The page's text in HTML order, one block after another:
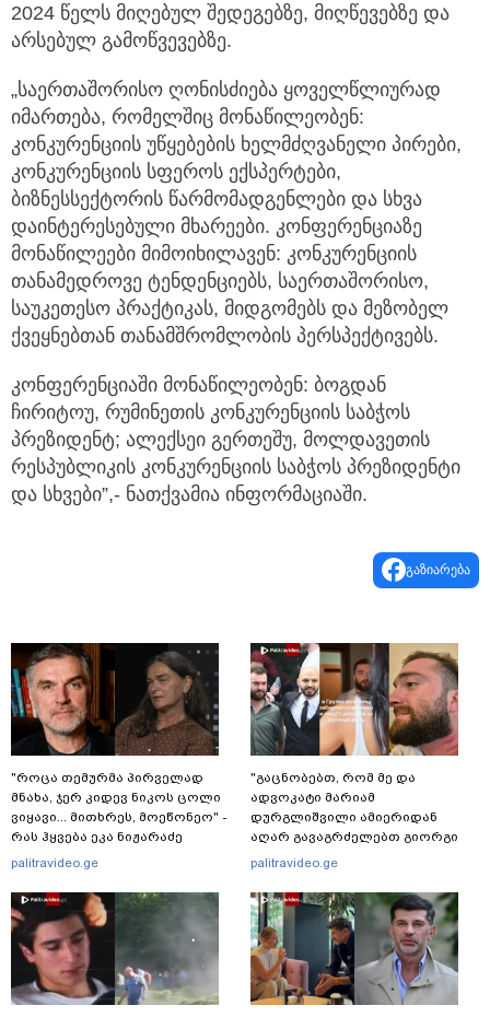
2024 წელს მიღებულ შედეგებზე, მიღწევებზე და
არსებულ გამოწვევებზე.
„საერთაშორისო ღონისძიება ყოველწლიურად
იმართება, რომელშიც მონაწილეობენ:
კონკურენციის უწყებების ხელმძღვანელი პირები,
კონკურენციის სფეროს ექსპერტები,
ბიზნესსექტორის წარმომადგენლები და სხვა
დაინტერესებული მხარეები. კონფერენციაზე
მონაწილეები მიმოიხილავენ: კონკურენციის
თანამედროვე ტენდენციებს, საერთაშორისო,
საუკეთესო პრაქტიკას, მიდგომებს და მეზობელ
ქვეყნებთან თანამშრომლობის პერსპექტივებს.
კონფერენციაში მონაწილეობენ: ბოგდან
ჩირიტოუ, რუმინეთის კონკურენციის საბჭოს
პრეზიდენტ; ალექსეი გერთეშუ, მოლდავეთის
რესპუბლიკის კონკურენციის საბჭოს პრეზიდენტი
და სხვები”,- ნათქვამია ინფორმაციაში.
გაზიარება
"როცა თემურმა პირველად
მნახა, ჯერ კიდევ ნიკოს ცოლი
ვიყავი... მითხრეს, მოეწონეო" -
რას ჰყვება ეკა ნიჟარაძე
ცნობილ ბიზნესმენთან
palitravideo.ge
"გაცნობებთ, რომ მე და
ადვოკატი მარიამ
დურგლიშვილი ამიერიდან
აღარ გავაგრძელებთ გიორგი
ჭიღლაძის ინტერესების დაცვას"
განცხადებას ავრცელებს
palitravideo.ge